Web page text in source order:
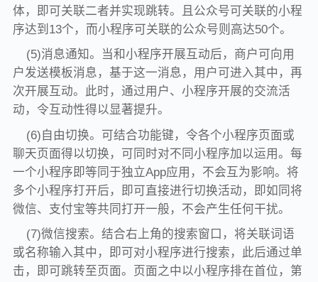
体，即可关联二者并实现跳转。且公众号可关联的小程
序达到13个，而小程序可关联的公众号则高达50个。
(5)消息通知。当和小程序开展互动后，商户可向用
户发送模板消息，基于这一消息，用户可进入其中，再
次开展互动。此时，通过用户、小程序开展的交流活
动，令互动性得以显著提升。
(6)自由切换。可结合功能键，令各个小程序页面或
聊天页面得以切换，可同时对不同小程序加以运用。每
一个小程序即等同于独立App应用，不会互为影响。将
多个小程序打开后，即可直接进行切换活动，即如同将
微信、支付宝等共同打开一般，不会产生任何干扰。
(7)微信搜索。结合右上角的搜索窗口，将关联词语
或名称输入其中，即可对小程序进行搜索，此后通过单
击，即可跳转至页面。页面之中以小程序排在首位，第